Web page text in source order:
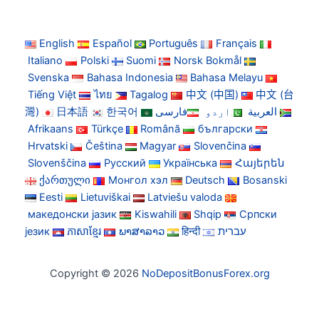
English Español Português
Français
Italiano
Polski Suomi
Norsk Bokmål
Svenska
Bahasa Indonesia
Bahasa Melayu
Tiếng Việt
ไทย Tagalog 中文 (中国)
中文 (台
灣)
日本語 한국어 العربية اردو
فارسی
Afrikaans
Türkçe Română
български
Hrvatski
Čeština Magyar
Slovenčina
Slovenščina
Русский Українська
Հայերեն
ქართული
Монгол хэл Deutsch
Bosanski
Eesti
Lietuviškai
Latviešu valoda
македонски јазик
Kiswahili Shqip
Српски
језик
ភាសាខ្មែរ ພາສາລາວ हिन्दी עברית
Copyright © 2026 NoDepositBonusForex.org